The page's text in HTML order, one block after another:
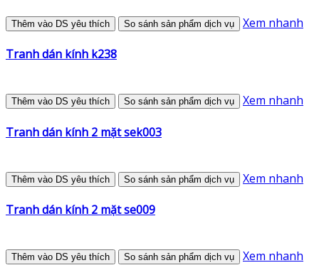
Thêm vào DS yêu thích So sánh sản phẩm dịch vụ Xem nhanh
Tranh dán kính k238
Thêm vào DS yêu thích So sánh sản phẩm dịch vụ Xem nhanh
Tranh dán kính 2 mặt sek003
Thêm vào DS yêu thích So sánh sản phẩm dịch vụ Xem nhanh
Tranh dán kính 2 mặt se009
Thêm vào DS yêu thích So sánh sản phẩm dịch vụ Xem nhanh